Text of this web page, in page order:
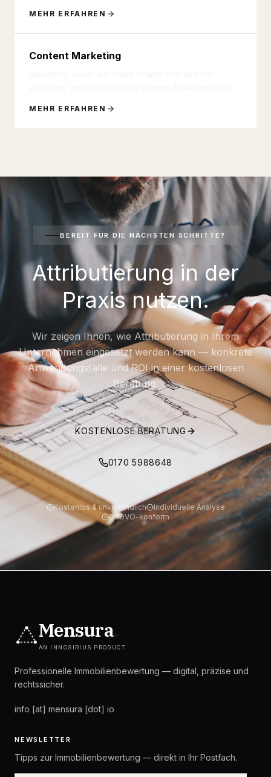
MEHR ERFAHREN
Content Marketing
MEHR ERFAHREN
BEREIT FÜR DIE NÄCHSTEN SCHRITTE?
Attributierung in der
Praxis nutzen.
Wir zeigen Ihnen, wie Attributierung in Ihrem
Unternehmen eingesetzt werden kann — konkrete
Anwendungsfälle und ROI in einer kostenlosen
Beratung.
KOSTENLOSE BERATUNG
0170 5988648
Kostenlos & unverbindlich
Individuelle Analyse
DSGVO-konform
Mensura.
AN INNOSIRIUS PRODUCT
Professionelle Immobilienbewertung — digital, präzise und
rechtssicher.
info [at] mensura [dot] io
NEWSLETTER
Tipps zur Immobilienbewertung — direkt in Ihr Postfach.